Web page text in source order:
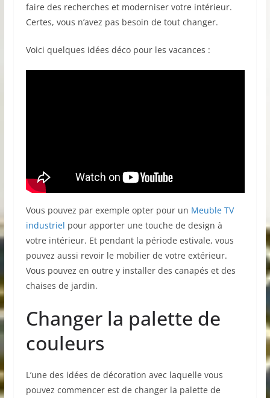
faire des recherches et moderniser votre intérieur.
Certes, vous n’avez pas besoin de tout changer.
Voici quelques idées déco pour les vacances :
Vous pouvez par exemple opter pour un Meuble TV
industriel pour apporter une touche de design à
votre intérieur. Et pendant la période estivale, vous
pouvez aussi revoir le mobilier de votre extérieur.
Vous pouvez en outre y installer des canapés et des
chaises de jardin.
Changer la palette de
couleurs
L’une des idées de décoration avec laquelle vous
pouvez commencer est de changer la palette de